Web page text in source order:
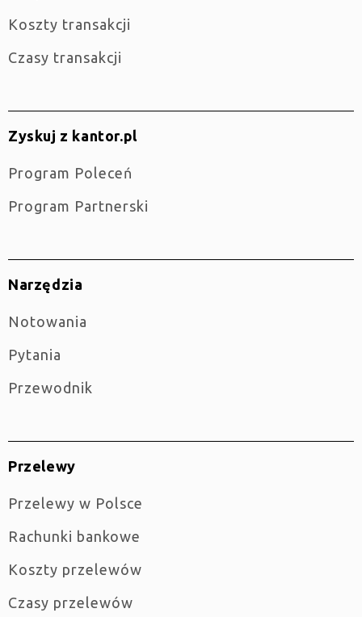
Koszty transakcji
Czasy transakcji
Zyskuj z kantor.pl
Program Poleceń
Program Partnerski
Narzędzia
Notowania
Pytania
Przewodnik
Przelewy
Przelewy w Polsce
Rachunki bankowe
Koszty przelewów
Czasy przelewów